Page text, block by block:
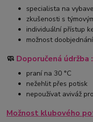
specialista na
zkušenosti s
individuální přístup
možnost
🧼 Doporučená údržba :
praní na 30 °C
nežehlit přes potisk
nepoužívat aviváž
Možnost klubového